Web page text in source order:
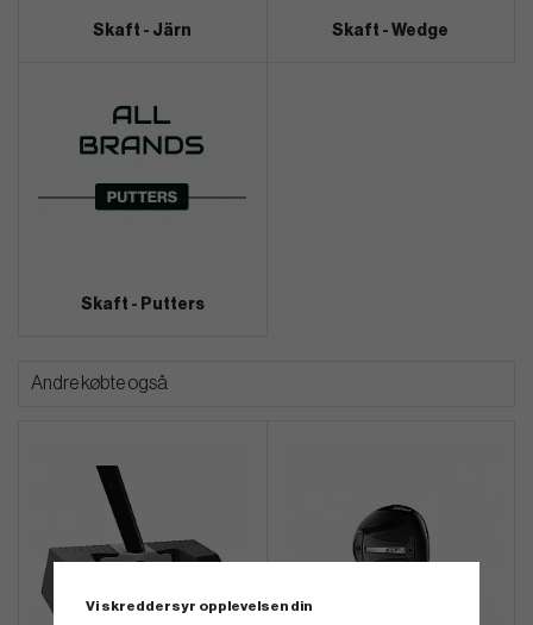
Skaft - Järn Skaft - Wedge
Skaft - Putters
Andre købte også
Vi skreddersyr opplevelsen din